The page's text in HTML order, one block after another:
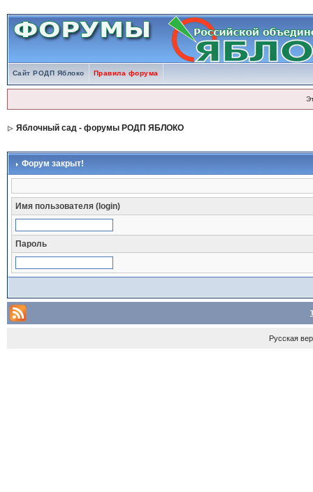
Сайт РОДП Яблоко Правила форума
Яблочный сад - форумы РОДП ЯБЛОКО
Форум закрыт!
Имя пользователя (login)
Пароль
Русская